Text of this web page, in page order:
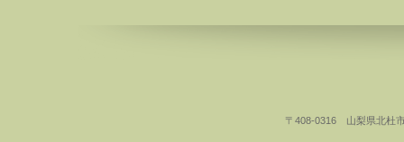
〒408-0316 山梨県北杜